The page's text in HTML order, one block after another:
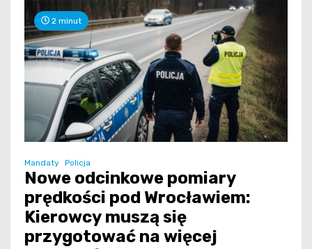
2 minut
Mandaty Policja
Nowe odcinkowe pomiary
prędkości pod Wrocławiem:
Kierowcy muszą się
przygotować na więcej